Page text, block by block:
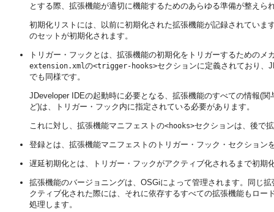
とする際、拡張機能が適切に機能するためのあらゆる準備が整えら
初期化リストには、以前に初期化された拡張機能が記録されてい
のセットが初期化されます。
トリガー・フックとは、拡張機能の初期化をトリガーするための
extension.xmlの<trigger-hooks>セクションに定義されており、
でも同様です。
JDeveloper IDEの起動時に必要となる、拡張機能のすべての情報(
ど)は、トリガー・フック内に指定されている必要があります。
これに対し、拡張機能マニフェストの<hooks>セクションは、後で
登録とは、拡張機能マニフェストのトリガー・フック・セクション
遅延初期化とは、トリガー・フックがアクティブ化されるまで初期
拡張機能のバージョニングは、OSGiによって管理されます。同じ
クティブ化された際には、それに依存するすべての拡張機能もロ
処理します。